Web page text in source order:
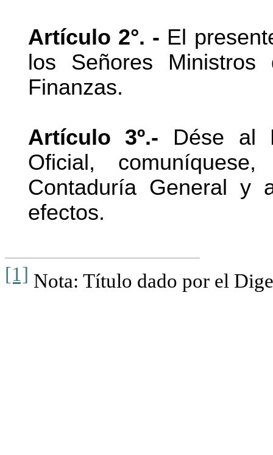
Artículo 2°. - El
los Señores
Finanzas.
Artículo 3º.- Dése al
Oficial,
Contaduría General y
efectos.
[1] Nota: Título dado por el